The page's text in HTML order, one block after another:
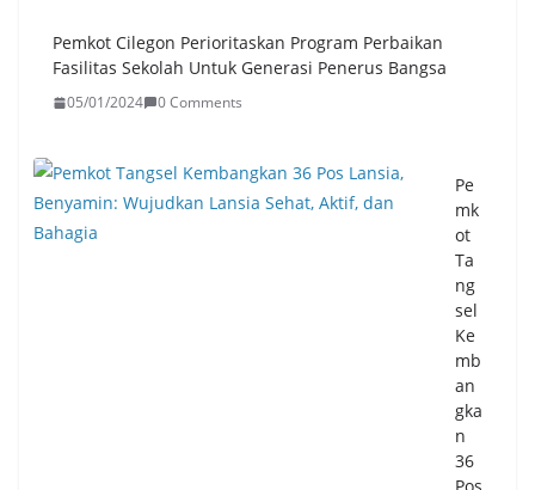
Pemkot Cilegon Perioritaskan Program Perbaikan
Fasilitas Sekolah Untuk Generasi Penerus Bangsa
05/01/2024 0 Comments
Pe
mk
ot
Ta
ng
sel
Ke
mb
an
gka
n
36